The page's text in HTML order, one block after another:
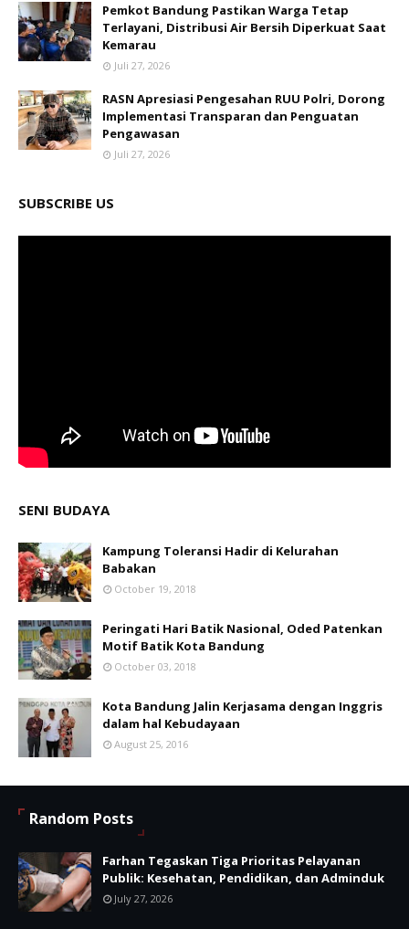
Pemkot Bandung Pastikan Warga Tetap
Terlayani, Distribusi Air Bersih Diperkuat Saat
Kemarau
Juli 27, 2026
RASN Apresiasi Pengesahan RUU Polri, Dorong
Implementasi Transparan dan Penguatan
Pengawasan
Juli 27, 2026
SUBSCRIBE US
SENI BUDAYA
Kampung Toleransi Hadir di Kelurahan
Babakan
October 19, 2018
Peringati Hari Batik Nasional, Oded Patenkan
Motif Batik Kota Bandung
October 03, 2018
Kota Bandung Jalin Kerjasama dengan Inggris
dalam hal Kebudayaan
August 25, 2016
Random Posts
Farhan Tegaskan Tiga Prioritas Pelayanan
Publik: Kesehatan, Pendidikan, dan Adminduk
July 27, 2026